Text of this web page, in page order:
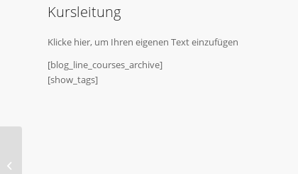
Kursleitung
Klicke hier, um Ihren eigenen Text einzufügen
[blog_line_courses_archive]
[show_tags]